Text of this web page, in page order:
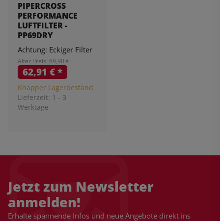
PIPERCROSS
PERFORMANCE
LUFTFILTER -
PP69DRY
Achtung: Eckiger Filter
Alter Preis: 69,90 €
62,91 €*
Knapper Lagerbestand
Lieferzeit: 1 - 3
Werktage
Jetzt zum Newsletter
anmelden!
Erhalte spannende Infos und neue Angebote direkt ins